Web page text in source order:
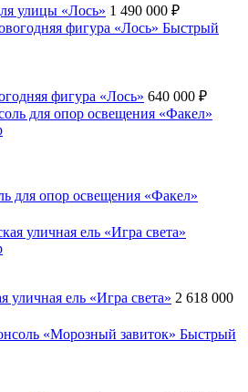
улицы «Лось» 1 490 000 ₽
Быстрый
фигура «Лось» 640 000 ₽
для опор освещения «Факел»
уличная ель «Игра света» 2 618 000
Быстрый